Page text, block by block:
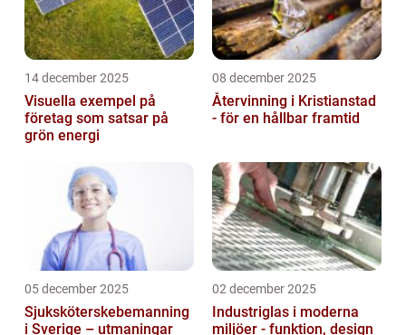
14 december 2025
Visuella exempel på
företag som satsar på
grön energi
08 december 2025
Återvinning i Kristianstad
- för en hållbar framtid
05 december 2025
Sjuksköterskebemanning
i Sverige – utmaningar
02 december 2025
Industriglas i moderna
miljöer - funktion, design